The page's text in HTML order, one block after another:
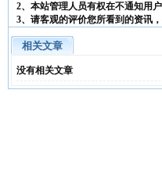
2、本站管理人员有权在不通知用
3、请客观的评价您所看到的资讯
相关文章
没有相关文章